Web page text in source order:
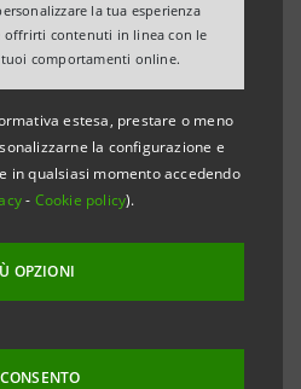
la tua esperienza
offrirti contenuti in linea con le
comportamenti online.
estesa, prestare o meno
la configurazione e
in qualsiasi momento accedendo
- Cookie policy).
OPZIONI
IN TOUR" PER
DELLE AZIENDE
all’imprenditoria
e turistica che ha saputo
sono Innovative Facility